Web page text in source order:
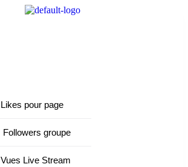
Likes pour page
Followers groupe
Vues Live Stream